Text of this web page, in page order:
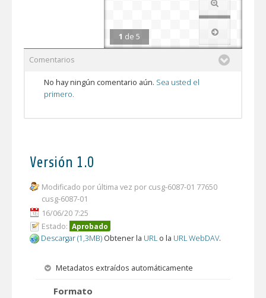
1 de 5
Comentarios
No hay ningún comentario aún. Sea usted el
primero.
Versión 1.0
Modificado por última vez por cusg-6087-01 77650
cusg-6087-01
16/06/20 7:25
Estado: Aprobado
Descargar (1,3MB) Obtener la URL o la URL WebDAV.
Metadatos extraídos automáticamente
Formato